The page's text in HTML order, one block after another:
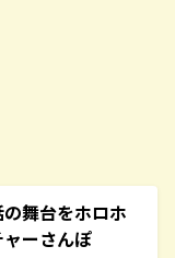
舞台をホロホ
ーさんぽ